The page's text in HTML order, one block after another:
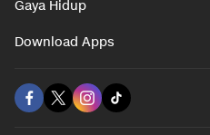
Gaya Hidup
Download Apps